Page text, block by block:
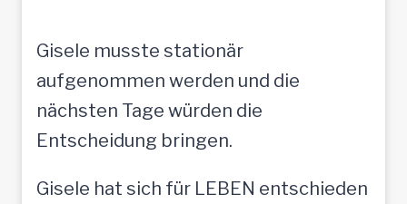
Gisele musste stationär
aufgenommen werden und die
nächsten Tage würden die
Entscheidung bringen.
Gisele hat sich für LEBEN entschieden